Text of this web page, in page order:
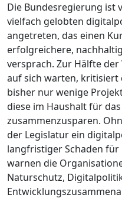
Die Bundesregierung ist
vielfach gelobten
angetreten, das einen
erfolgreichere,
versprach. Zur Hälfte
auf sich warten, kritisiert
bisher nur wenige
diese im Haushalt für
zusammenzusparen.
der Legislatur ein
langfristiger Schaden
warnen die
Naturschutz,